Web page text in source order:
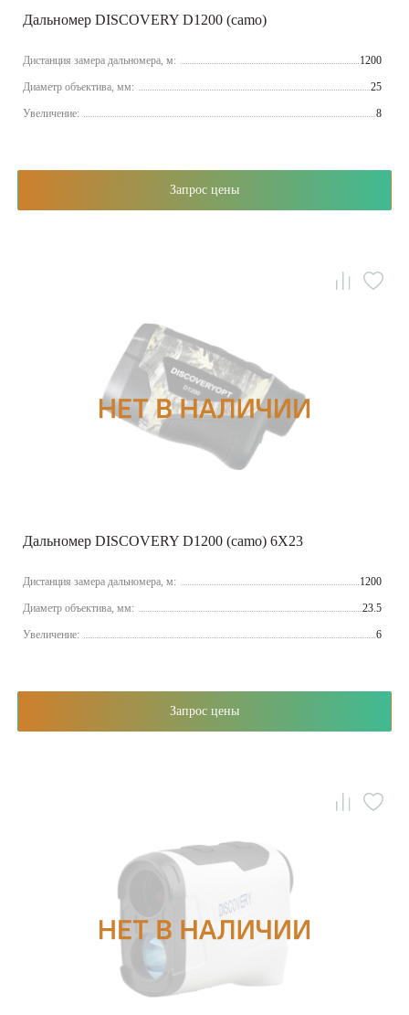
Дальномер DISCOVERY D1200 (camo)
Дистанция замера дальномера, м: 1200
Диаметр объектива, мм: 25
Увеличение: 8
Запрос цены
Дальномер DISCOVERY D1200 (camo) 6X23
Дистанция замера дальномера, м: 1200
Диаметр объектива, мм: 23.5
Увеличение: 6
Запрос цены